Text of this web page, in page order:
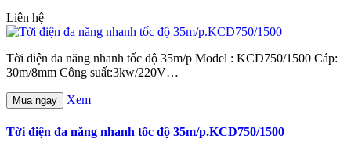
Liên hệ
Tời điện đa năng nhanh tốc độ 35m/p Model : KCD750/1500 Cáp:
30m/8mm Công suất:3kw/220V…
Mua ngay Xem
Tời điện đa năng nhanh tốc độ 35m/p.KCD750/1500